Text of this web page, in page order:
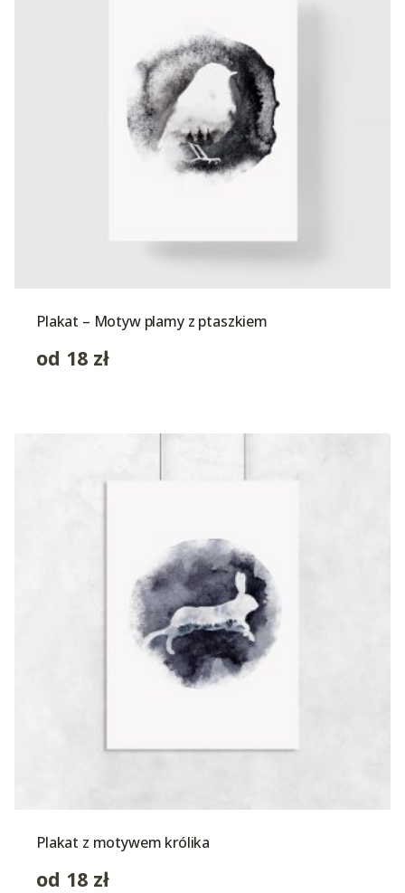
Plakat – Motyw plamy z ptaszkiem
od 18 zł
Plakat z motywem królika
od 18 zł